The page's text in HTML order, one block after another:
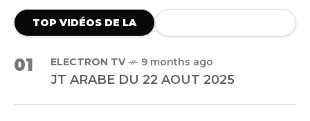
TOP VIDÉOS DE LA
01 ELECTRON TV 9 months ago
JT ARABE DU 22 AOUT 2025